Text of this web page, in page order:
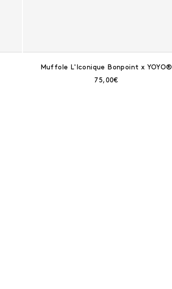
Muffole L'Iconique Bonpoint x YOYO®
Prezzo corrente:
75,00€